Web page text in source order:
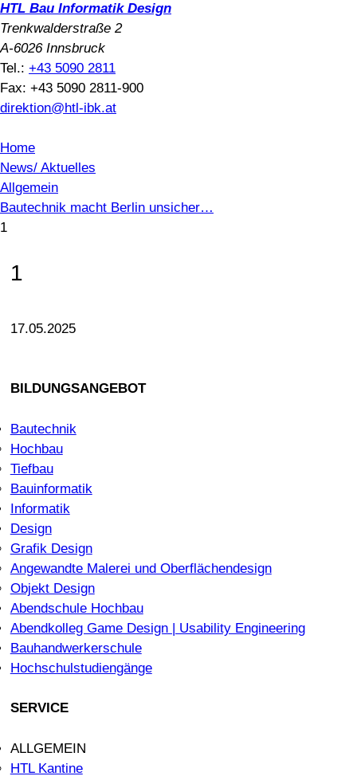
HTL Bau Informatik Design
Trenkwalderstraße 2
A-6026 Innsbruck
Tel.: +43 5090 2811
Fax: +43 5090 2811-900
direktion@htl-ibk.at
Home
News/ Aktuelles
Allgemein
Bautechnik macht Berlin unsicher…
1
1
17.05.2025
BILDUNGSANGEBOT
Bautechnik
Hochbau
Tiefbau
Bauinformatik
Informatik
Design
Grafik Design
Angewandte Malerei und Oberflächendesign
Objekt Design
Abendschule Hochbau
Abendkolleg Game Design | Usability Engineering
Bauhandwerkerschule
Hochschulstudiengänge
SERVICE
ALLGEMEIN
HTL Kantine